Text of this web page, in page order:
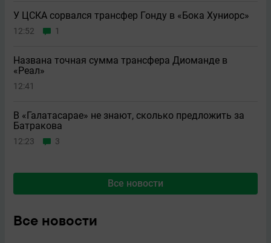
У ЦСКА сорвался трансфер Гонду в «Бока Хуниорс»
12:52 1
Названа точная сумма трансфера Диоманде в
«Реал»
12:41
В «Галатасарае» не знают, сколько предложить за
Батракова
12:23 3
Все новости
Все новости